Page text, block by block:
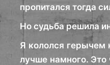
пропитался тогда
Но судьба решила
Я кололся герычем
лучше намного. Это